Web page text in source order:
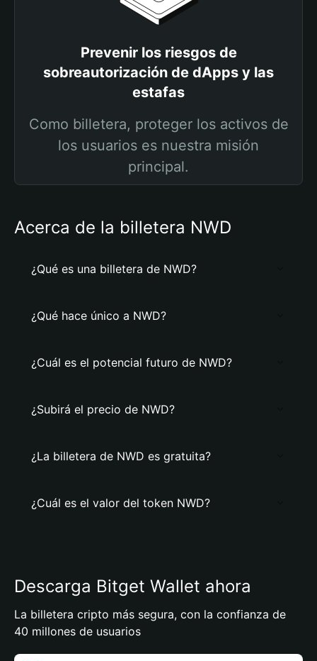
Prevenir los riesgos de
sobreautorización de dApps y las
estafas
Como billetera, proteger los activos de
los usuarios es nuestra misión
principal.
Acerca de la billetera NWD
¿Qué es una billetera de NWD?
¿Qué hace único a NWD?
¿Cuál es el potencial futuro de NWD?
¿Subirá el precio de NWD?
¿La billetera de NWD es gratuita?
¿Cuál es el valor del token NWD?
Descarga Bitget Wallet ahora
La billetera cripto más segura, con la confianza de
40 millones de usuarios